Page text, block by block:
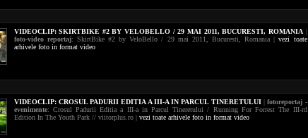
VIDEOCLIP: SKIRTBIKE #2 BY VELOBELLO / 29 MAI 2011, BUCURESTI, ROMANIA|
foto-video reportaj: SkirtBike #2 by VeloBello / 29 mai 2011, Bucuresti, Romania |vezi toate
arhivele foto in format video
VIDEOCLIP: CROSUL PADURII EDITIA A III-A IN PARCUL TINERETULUI|fotoreportaj -
evenimente: Crosul Padurii Editia a III-a in Parcul Tineretului / Running For Forrest The III-rd
Edition In The Youth Park // viitorplus.ro | vezi toate arhivele foto in format video